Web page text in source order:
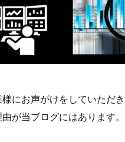
様にお声がけをしていただ
が当ブログにはあります。